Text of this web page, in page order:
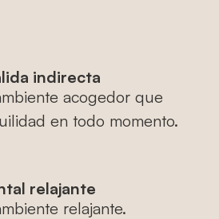
indirecta
acogedor que
en todo momento.
relajante
relajante.